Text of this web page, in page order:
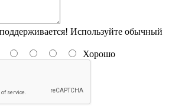
Используйте обычный
Хорошо